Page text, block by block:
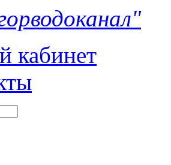
кабинет